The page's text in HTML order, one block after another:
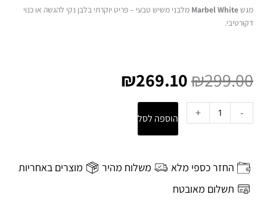
מגשMarbel White מלבני משיש טבעי – פריט יוקרתי בלבן נקי להגשה או כנוי
דקורטיבי.
₪299.00 המקורי
היה:
₪299.00.
₪269.10
-
של
White
מלבן
+ הוספה לסל
החזר כספי מלא משלוח מהיר
מוצרים באחריות
תשלום מאובטח